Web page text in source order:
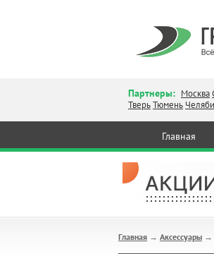
Партнеры: Москва
ТверьТюмень
Главная
Главная → Аксессуары →